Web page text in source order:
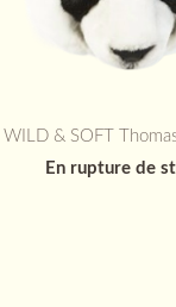
WILD & SOFT
En rupture de